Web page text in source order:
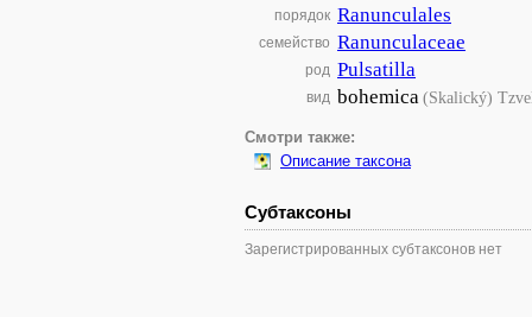
порядок Ranunculales
семейство Ranunculaceae
род Pulsatilla
вид bohemica(Skalický)
Смотри также:
Описание таксона
Субтаксоны
Зарегистрированных субтаксонов нет